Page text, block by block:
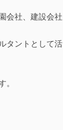
会社、建設会社
タントとして活
。